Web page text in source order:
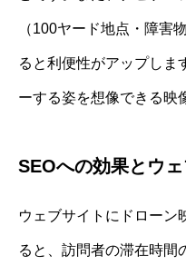
（100ヤード地点・障害
ると利便性がアップしま
ーする姿を想像できる映
SEOへの効果とウ
ウェブサイトにドローン
ると、訪問者の滞在時間